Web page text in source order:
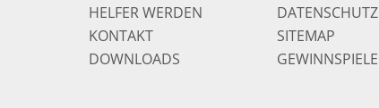
HELFER WERDEN
KONTAKT
DOWNLOADS
DATENSCHUTZ
SITEMAP
GEWINNSPIELE